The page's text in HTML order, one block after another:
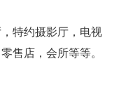
特约摄影厅，电视
售店，会所等等。